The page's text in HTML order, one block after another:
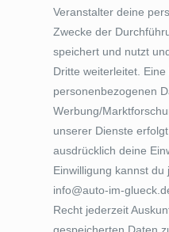
Veranstalter deine
Zwecke der
speichert und nutzt
Dritte weiterleitet.
personenbezogenen
Werbung/
unserer Dienste
ausdrücklich deine
Einwilligung kannst
info@auto-im-
Recht jederzeit